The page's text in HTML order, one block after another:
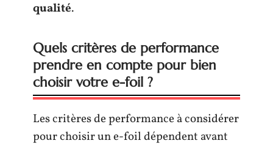
qualité.
Quels critères de performance
prendre en compte pour bien
choisir votre e-foil ?
Les critères de performance à considérer
pour choisir un e-foil dépendent avant